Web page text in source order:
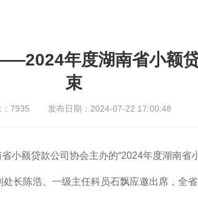
年度湖南省小额
束
7935 发布日期：2024-07-22 17:00:48
小额贷款公司协会主办的“2024年度湖南省
长陈浩、一级主任科员石飘应邀出席，全